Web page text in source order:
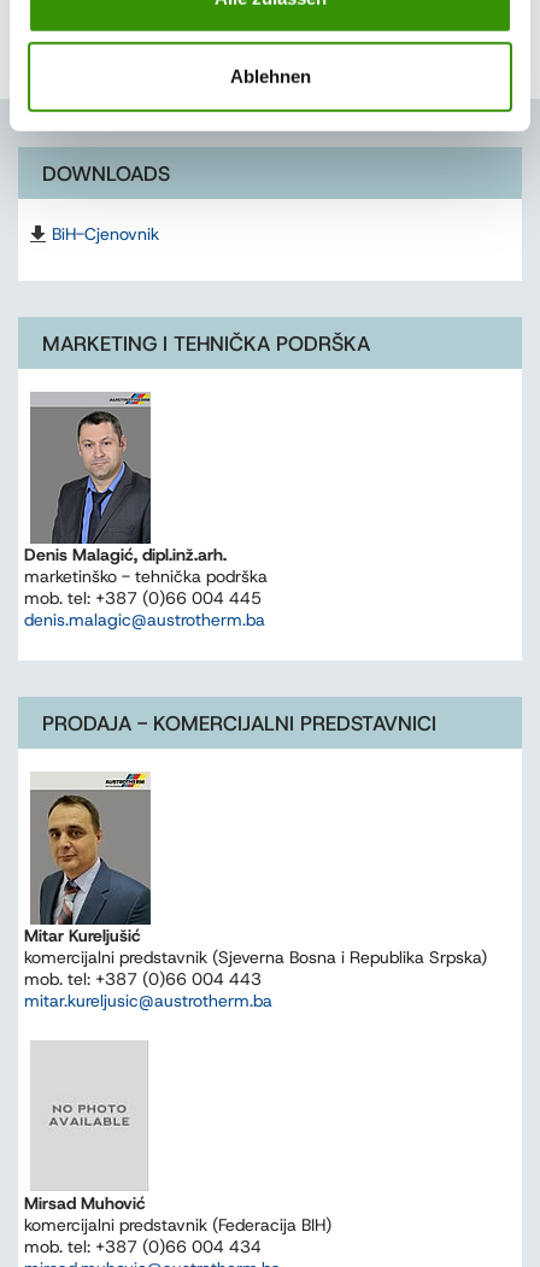
Ablehnen
DOWNLOADS
BiH-Cjenovnik
MARKETING I TEHNIČKA PODRŠKA
Denis Malagić, dipl.inž.arh.
marketinško - tehnička podrška
mob. tel: +387 (0)66 004 445
denis.malagic@austrotherm.ba
PRODAJA - KOMERCIJALNI PREDSTAVNICI
Mitar Kureljušić
komercijalni predstavnik (Sjeverna Bosna i Republika Srpska)
mob. tel: +387 (0)66 004 443
mitar.kureljusic@austrotherm.ba
Mirsad Muhović
komercijalni predstavnik (Federacija BIH)
mob. tel: +387 (0)66 004 434